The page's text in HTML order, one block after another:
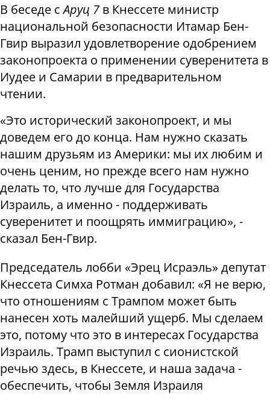
В беседе сАруц 7в Кнессете министр
национальной безопасности Итамар Бен-
Гвир выразил удовлетворение одобрением
законопроекта о применении суверенитета в
Иудее и Самарии в предварительном
чтении.
«Это исторический законопроект, и мы
доведем его до конца. Нам нужно сказать
нашим друзьям из Америки: мы их любим и
очень ценим, но прежде всего нам нужно
делать то, что лучше для Государства
Израиль, а именно - поддерживать
суверенитет и поощрять иммиграцию», -
сказал Бен-Гвир.
Председатель лобби «Эрец Исраэль» депутат
Кнессета Симха Ротман добавил: «Я не верю,
что отношениям с Трампом может быть
нанесен хоть малейший ущерб. Мы сделаем
это, потому что это в интересах Государства
Израиль. Трамп выступил с сионистской
речью здесь, в Кнессете, и наша задача -
обеспечить, чтобы Земля Израиля